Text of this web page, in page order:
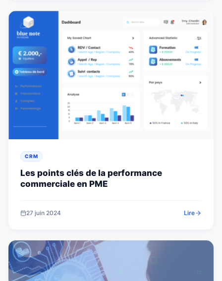
CRM
Les points clés de la performance
commerciale en PME
27 juin 2024 Lire